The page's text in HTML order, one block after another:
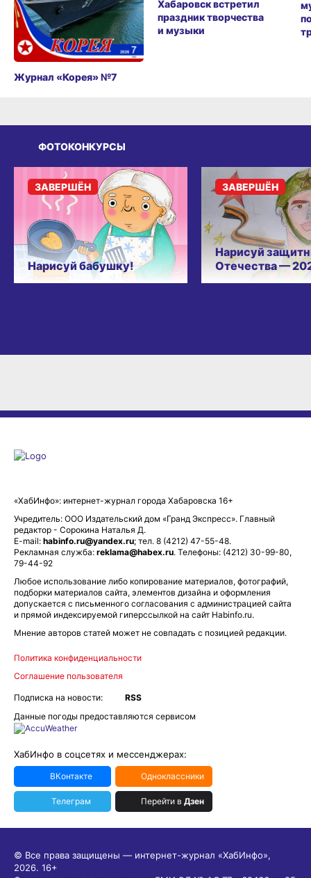
Журнал «Корея» №7
Хабаровск встретил
праздник творчества
и музыки
ФОТОКОНКУРСЫ
Нарисуй бабушку!
ЗАВЕРШЁН
Нарисуй
Отечества —
ЗАВЕРШЁН
«ХабИнфо»: интернет-журнал города Хабаровска 16+
Учредитель: ООО Издательский дом «Гранд Экспресс». Главный
редактор - Сорокина Наталья Д.
E-mail: habinfo.ru@yandex.ru; тел. 8 (4212) 47-55-48.
Рекламная служба: reklama@habex.ru. Телефоны: (4212) 30-99-80,
79-44-92
Любое использование либо копирование материалов, фотографий,
подборки материалов сайта, элементов дизайна и оформления
допускается с письменного согласования с администрацией сайта
и прямой индексируемой гиперссылкой на сайт Habinfo.ru.
Мнение авторов статей может не совпадать с позицией редакции.
Политика конфиденциальности
Соглашение пользователя
Подписка на новости:
RSS
Данные погоды предоставляются сервисом
ХабИнфо в соцсетях и мессенджерах:
ВКонтакте Одноклассники
Телеграм Перейти в Дзен
© Все права защищены — интернет-журнал «ХабИнфо»,
2026. 16+